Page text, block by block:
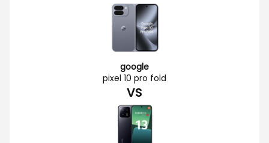
google
pixel 10 pro fold
VS